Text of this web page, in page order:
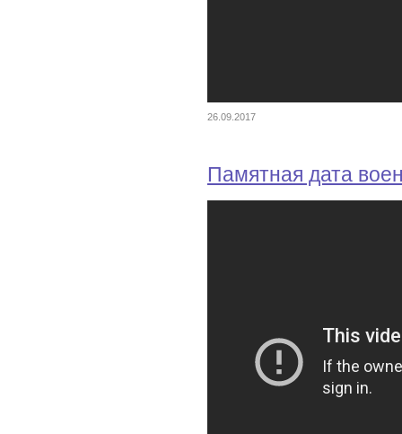
26.09.2017
Памятная дата